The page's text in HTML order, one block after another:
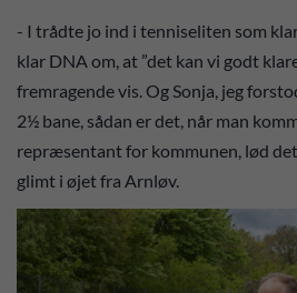
- I trådte jo ind i tenniseliten som
klar DNA om, at ”det kan vi godt
fremragende vis. Og Sonja, jeg
2½ bane, sådan er det, når man
repræsentant for kommunen, lød
glimt i øjet fra Arnløv.